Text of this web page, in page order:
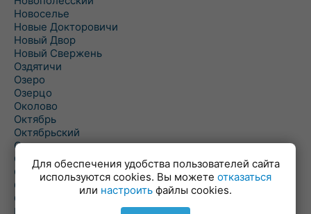
Новоселье
Новые Докторовичи
Новый Двор
Новый Свержень
Оздятичи
Озеро
Озерцо
Околово
Октябрь
Октябрьский
Олехновичи
Омговичи
Оношки
Осовец
Острошицкий Городок
Для обеспечения удобства пользователей сайта
используются cookies. Вы можете отказаться
или настроить файлы cookies.